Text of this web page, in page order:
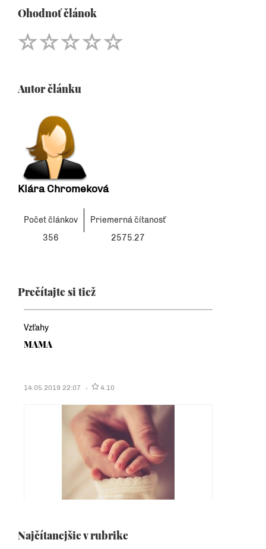
Ohodnoť článok
Autor článku
Klára Chromeková
Počet článkov
Priemerná čítanosť
356
2575.27
Prečítajte si tiež
Vzťahy
MAMA
14.05.2019 22:07 4.10
Najčítanejšie v rubrike